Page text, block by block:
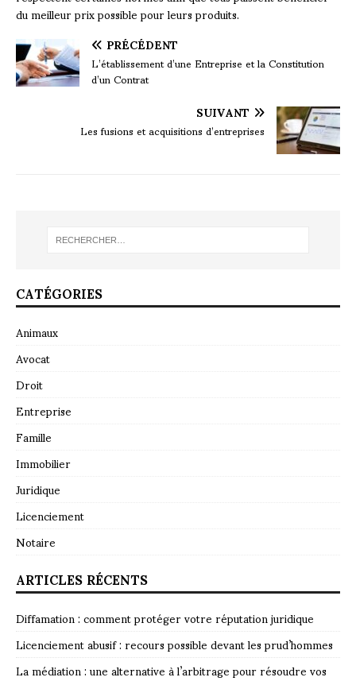
du meilleur prix possible pour leurs produits.
PRÉCÉDENT
L’établissement d’une Entreprise et la Constitution
d’un Contrat
SUIVANT
Les fusions et acquisitions d’entreprises
CATÉGORIES
Animaux
Avocat
Droit
Entreprise
Famille
Immobilier
Juridique
Licenciement
Notaire
ARTICLES RÉCENTS
Diffamation : comment protéger votre réputation juridique
Licenciement abusif : recours possible devant les prud’hommes
La médiation : une alternative à l’arbitrage pour résoudre vos